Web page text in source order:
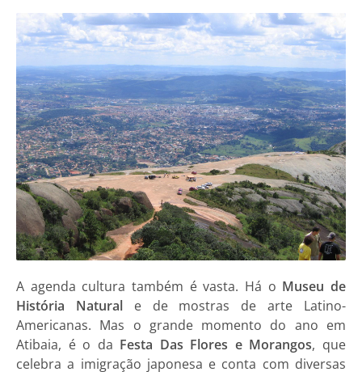
A agenda cultura também é vasta. Há o Museu de
História Naturale de mostras de arte Latino-
Americanas. Mas o grande momento do ano em
Atibaia, é o da Festa Das Flores e Morangos, que
celebra a imigração japonesa e conta com diversas